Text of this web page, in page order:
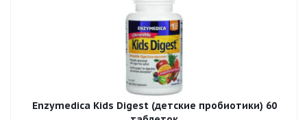
Enzymedica Kids Digest (детские пробиотики) 60